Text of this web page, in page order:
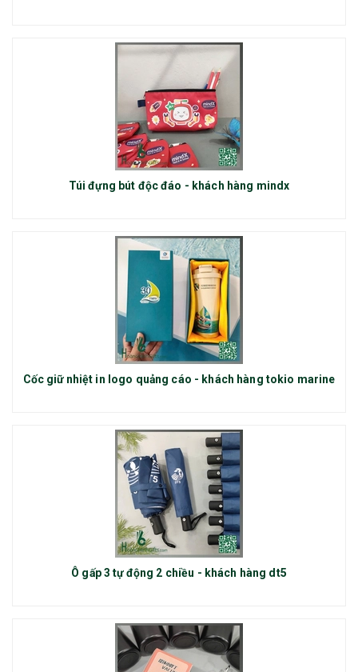
Túi đựng bút độc đáo - khách hàng mindx
Cốc giữ nhiệt in logo quảng cáo - khách hàng tokio marine
Ô gấp 3 tự động 2 chiều - khách hàng dt5